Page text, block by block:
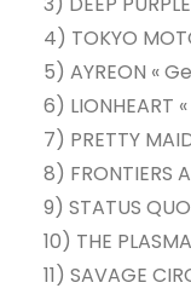
4) TOKYO
5) AYREON «
6) LIONHEART
7) PRETTY
8) FRONTIERS
9) STATUS
10) THE
11) SAVAGE